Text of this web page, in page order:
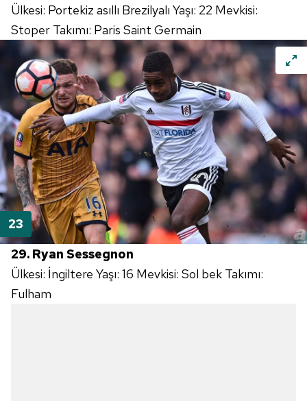
Ülkesi: Portekiz asıllı Brezilyalı Yaşı: 22 Mevkisi:
Stoper Takımı: Paris Saint Germain
29. Ryan Sessegnon
Ülkesi: İngiltere Yaşı: 16 Mevkisi: Sol bek Takımı:
Fulham